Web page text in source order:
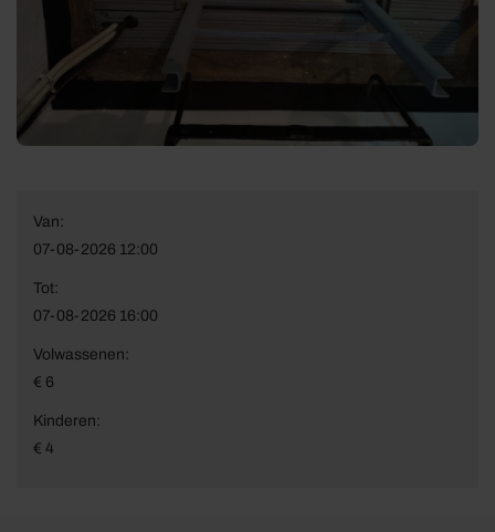
Van:
07-08-2026 12:00
Tot:
07-08-2026 16:00
Volwassenen:
€ 6
Kinderen:
€ 4